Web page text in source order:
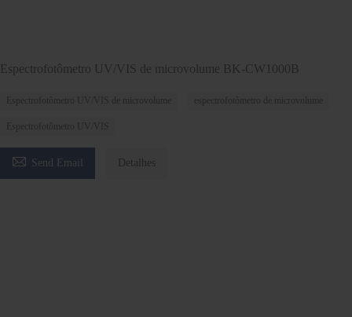
Espectrofotômetro UV/VIS de microvolume BK-CW1000B
Espectrofotômetro UV/VIS de microvolume espectrofotômetro de microvolume
Espectrofotômetro UV/VIS
 Send Email Detalhes